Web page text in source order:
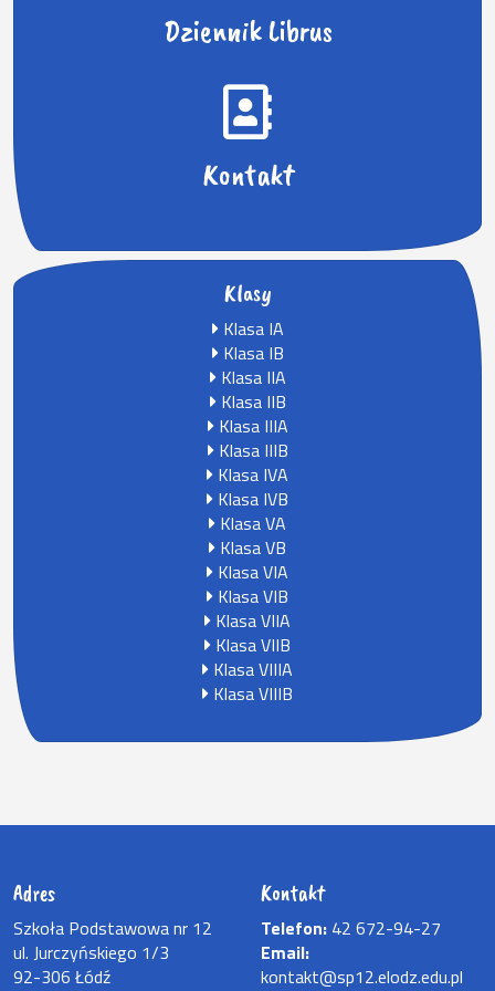
Dziennik Librus
Kontakt
Klasy
Klasa IA
Klasa IB
Klasa IIA
Klasa IIB
Klasa IIIA
Klasa IIIB
Klasa IVA
Klasa IVB
Klasa VA
Klasa VB
Klasa VIA
Klasa VIB
Klasa VIIA
Klasa VIIB
Klasa VIIIA
Klasa VIIIB
Adres
Szkoła Podstawowa nr 12
ul. Jurczyńskiego 1/3
92-306 Łódź
Kontakt
Telefon: 42 672-94-27
Email:
kontakt@sp12.elodz.edu.pl